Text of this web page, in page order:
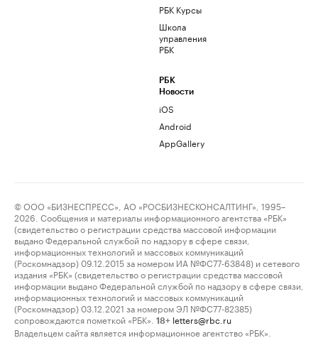
РБК Курсы
Школа
управления
РБК
РБК
Новости
iOS
Android
AppGallery
© ООО «БИЗНЕСПРЕСС», АО «РОСБИЗНЕСКОНСАЛТИНГ», 1995–
2026. Сообщения и материалы информационного агентства «РБК»
(свидетельство о регистрации средства массовой информации
выдано Федеральной службой по надзору в сфере связи,
информационных технологий и массовых коммуникаций
(Роскомнадзор) 09.12.2015 за номером ИА №ФС77-63848) и сетевого
издания «РБК» (свидетельство о регистрации средства массовой
информации выдано Федеральной службой по надзору в сфере связи,
информационных технологий и массовых коммуникаций
(Роскомнадзор) 03.12.2021 за номером ЭЛ №ФС77-82385)
сопровождаются пометкой «РБК».
18+ letters@rbc.ru
Владельцем сайта является информационное агентство «РБК».